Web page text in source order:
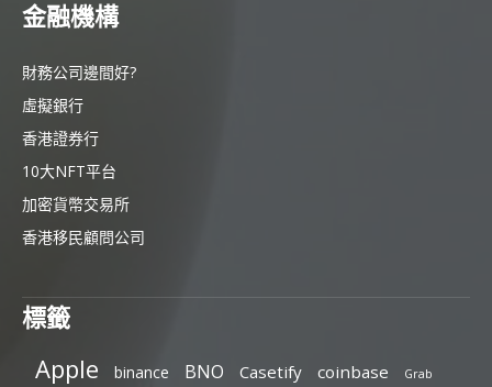
金融機構
財務公司邊間好?
虛擬銀行
香港證券行
10大NFT平台
加密貨幣交易所
香港移民顧問公司
標籤
Apple binance BNO Casetify coinbase Grab